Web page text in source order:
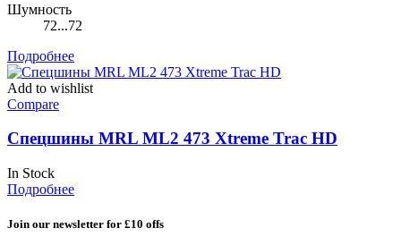
Шумность
72...72
Подробнее
Add to wishlist
Compare
Спецшины MRL ML2 473 Xtreme Trac HD
In Stock
Подробнее
Join our newsletter for £10 offs